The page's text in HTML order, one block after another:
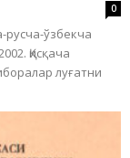
0
русча-ўзбекча
Қисқача
луғатни